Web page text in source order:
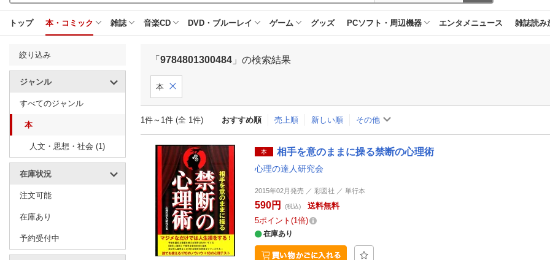
トップ 本・コミック 雑誌 音楽CD DVD・ブルーレイ ゲーム グッズ PCソフト・周辺機器 エンタメニュース 雑誌読み
絞り込み
ジャンル
すべてのジャンル
本
人文・思想・社会 (1)
在庫状況
注文可能
在庫あり
予約受付中
「 9784801300484 」の検索結果
本
1件～1件 (全 1件) おすすめ順 売上順 新しい順 その他
本 相手を意のままに操る禁断の心理術
心理の達人研究会
2015年02月発売 ／ 彩図社 ／ 単行本
590円 (税込)
送料無料
5ポイント 1倍
在庫あり